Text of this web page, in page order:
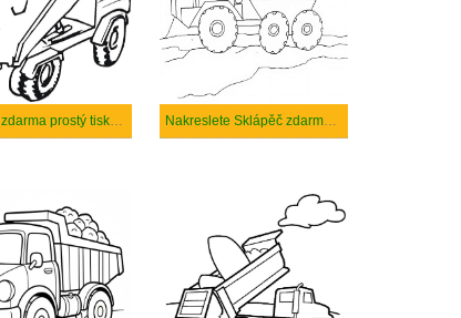
Sklápěč zdarma prostý tisknutelné Nakreslete Sklápěč zdarma snadný